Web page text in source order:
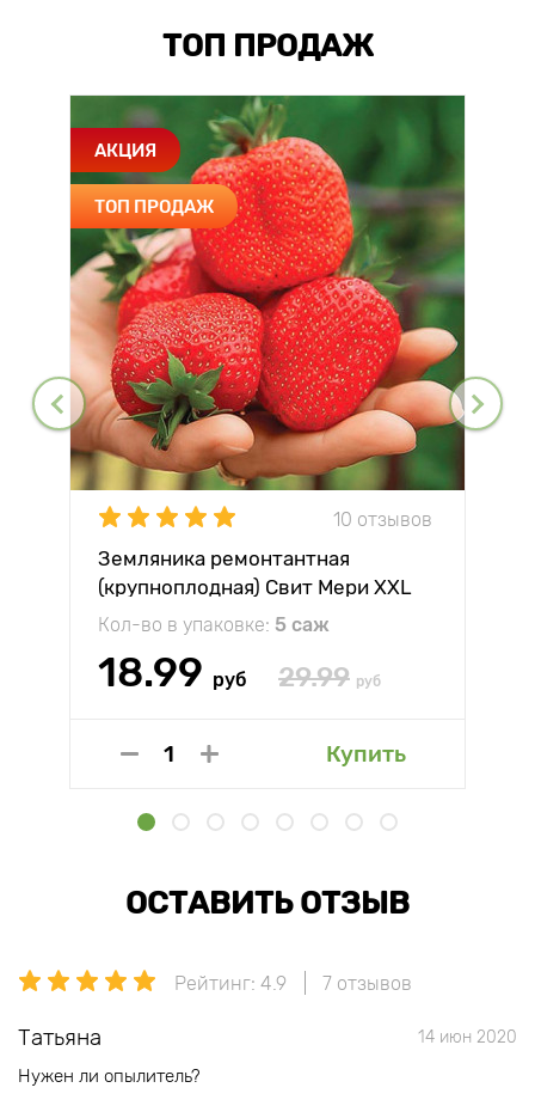
ТОП ПРОДАЖ
АКЦИЯ
ТОП ПРОДАЖ
10 отзывов
Земляника ремонтантная
(крупноплодная) Свит Мери XXL
Кол-во в упаковке: 5 саж
18.99 руб 29.99 руб
Купить
ОСТАВИТЬ ОТЗЫВ
Рейтинг: 4.9 7 отзывов
Татьяна 14 июн 2020
Нужен ли опылитель?